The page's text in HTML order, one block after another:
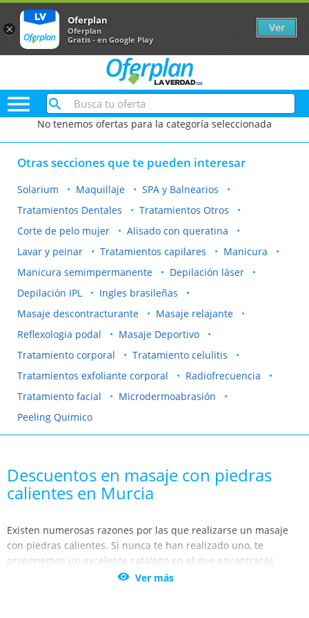

No tenemos ofertas para la categoría seleccionada
Otras secciones que te pueden interesar
Solarium Maquillaje
SPA y Balnearios
Tratamientos Dentales
Tratamientos Otros
Corte de pelo mujer
Alisado con queratina
Lavar y peinar
Tratamientos capilares
Manicura
Manicura semimpermanente
Depilación láser
Depilación IPL
Ingles brasileñas
Masaje descontracturante
Masaje relajante
Reflexologia podal
Masaje Deportivo
Tratamiento corporal
Tratamiento celulitis
Tratamientos exfoliante corporal
Radiofrecuencia
Tratamiento facial
Microdermoabrasión
Peeling Quimico
Descuentos en masaje con piedras
calientes en Murcia
Existen numerosas razones por las que realizarse un masaje
con piedras calientes. Si nunca te han realizado uno, te
proponemos un excelente catálogo en el que encontrarás
descuentos insuperables.
 Ver más
×
Oferplan
Oferplan
Gratis - en Google Play
Ver